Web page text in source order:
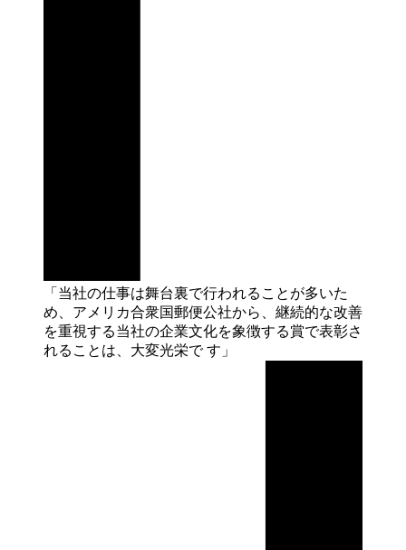
「当社の仕事は舞台裏で行われることが多いた
め、アメリカ合衆国郵便公社から、継続的な改善
を重視する当社の企業文化を象徴する賞で表彰さ
れることは、大変光栄で す」